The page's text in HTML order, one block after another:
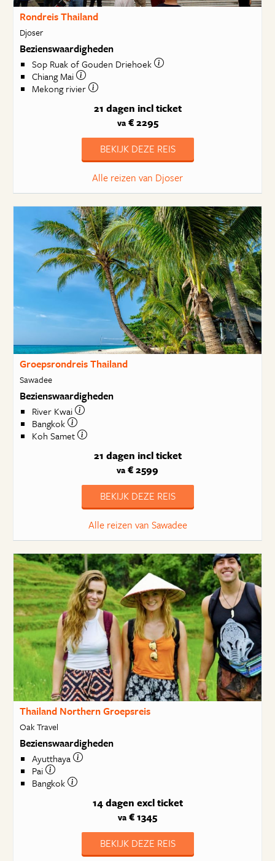
Rondreis Thailand
Djoser
Bezienswaardigheden
Sop Ruak of Gouden Driehoek
Chiang Mai
Mekong rivier
21 dagen incl ticket
va€ 2295
BEKIJK DEZE REIS
Alle reizen van Djoser
Groepsrondreis Thailand
Sawadee
Bezienswaardigheden
River Kwai
Bangkok
Koh Samet
21 dagen incl ticket
va € 2599
BEKIJK DEZE REIS
Alle reizen van Sawadee
Thailand Northern Groepsreis
Oak Travel
Bezienswaardigheden
Ayutthaya
Pai
Bangkok
14 dagen excl ticket
va € 1345
BEKIJK DEZE REIS